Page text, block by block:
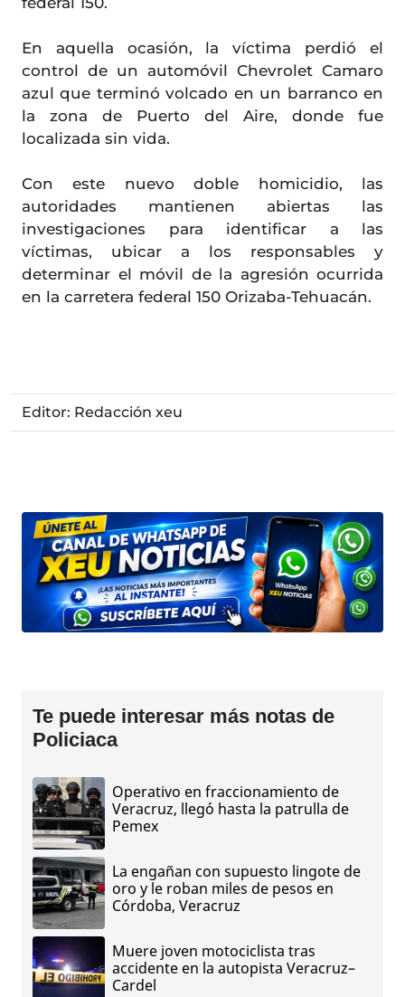
En aquella ocasión, la víctima perdió el
control de un automóvil Chevrolet Camaro
azul que terminó volcado en un barranco en
la zona de Puerto del Aire, donde fue
localizada sin vida.
Con este nuevo doble homicidio, las
autoridades mantienen abiertas las
investigaciones para identificar a las
víctimas, ubicar a los responsables y
determinar el móvil de la agresión ocurrida
en la carretera federal 150 Orizaba-Tehuacán.
Editor: Redacción xeu
Te puede interesar más notas de
Policiaca
Operativo en fraccionamiento de
Veracruz, llegó hasta la patrulla de
Pemex
La engañan con supuesto lingote de
oro y le roban miles de pesos en
Córdoba, Veracruz
Muere joven motociclista tras
accidente en la autopista Veracruz–
Cardel